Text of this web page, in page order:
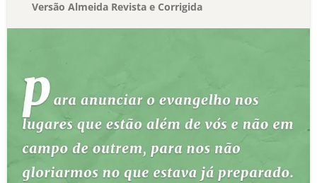
Versão Almeida Revista e Corrigida